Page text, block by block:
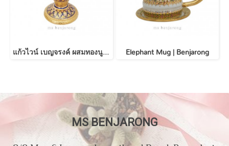
แก้วไวน์ เบญจรงค์ ผสมทองนูน Wine cup | Benjarong - Gold Elephant Mug | Benjarong
MS BENJARONG